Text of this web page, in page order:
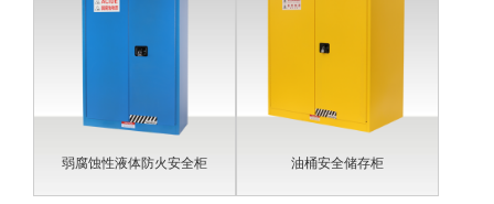
弱腐蚀性液体防火安全柜 油桶安全储存柜